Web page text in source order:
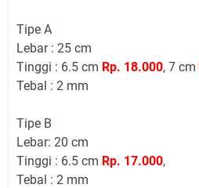
Tipe A
Lebar : 25 cm
Tinggi : 6.5 cm Rp. 18.000, 7 cm
Tebal : 2 mm
Tipe B
Lebar: 20 cm
Tinggi : 6.5 cm Rp. 17.000,
Tebal : 2 mm